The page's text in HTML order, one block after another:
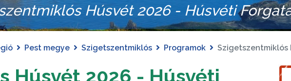
Húsvét 2026 - Húsvéti
Pest megye Szigetszentmiklós Programok Szigetszentmiklós
Húsvét 2026 - Húsvéti